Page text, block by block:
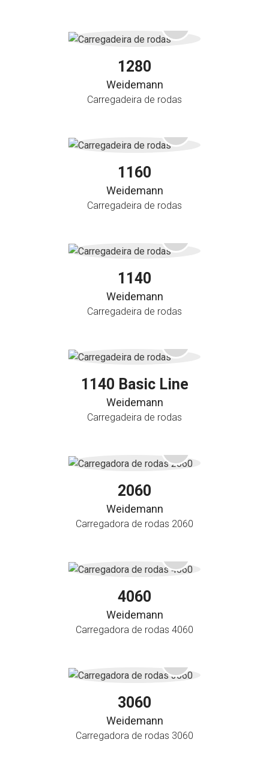
1280
Weidemann
Carregadeira de rodas
1160
Weidemann
Carregadeira de rodas
1140
Weidemann
Carregadeira de rodas
1140 Basic Line
Weidemann
Carregadeira de rodas
2060
Weidemann
Carregadora de rodas 2060
4060
Weidemann
Carregadora de rodas 4060
3060
Weidemann
Carregadora de rodas 3060